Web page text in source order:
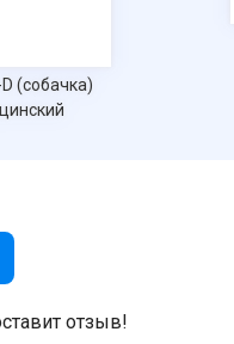
(собачка)
отзыв!